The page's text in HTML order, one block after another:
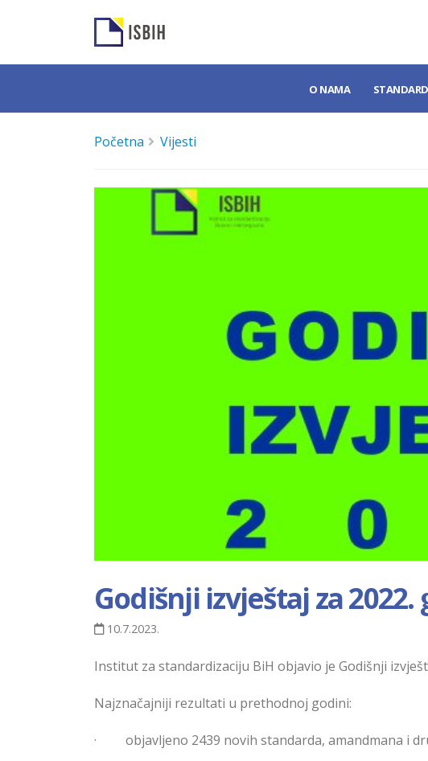
O NAMA
Početna Vijesti
Godišnji izvještaj za
10.7.2023.
Institut za standardizaciju BiH objavio je Godišnji
Najznačajniji rezultati u prethodnoj godini:
· objavljeno 2439 novih standarda, amandmana i